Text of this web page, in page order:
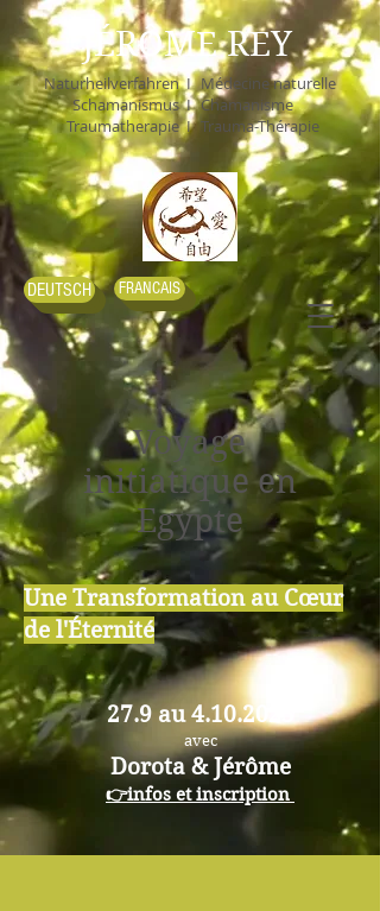
JÉRÔME REY
Naturheilverfahren I
Schamanismus I
Traumatherapie I
Médecine naturelle
Chamanisme
Trauma-Thérapie
DEUTSCH FRANCAIS
Voyage
initiatique en
Egypte
Une Transformation au Cœur
de l'Éternité
27.9 au4.10.2025
avec
Dorota &Jérôme
👉infos etinscription